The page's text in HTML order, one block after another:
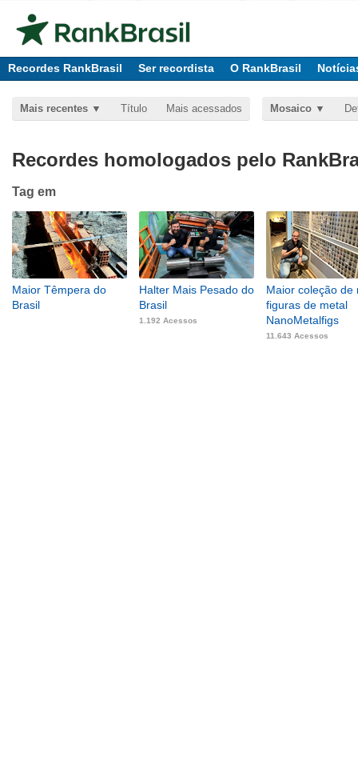
Recordes RankBrasil Ser recordista O RankBrasil
Mais recentes Título Mais acessados Mosaico
Recordes homologados pelo
Tag em
Maior Têmpera do
Brasil
Halter Mais Pesado do
Brasil
1.192 Acessos
Maior coleção de
figuras de metal
NanoMetalfigs
11.643 Acessos